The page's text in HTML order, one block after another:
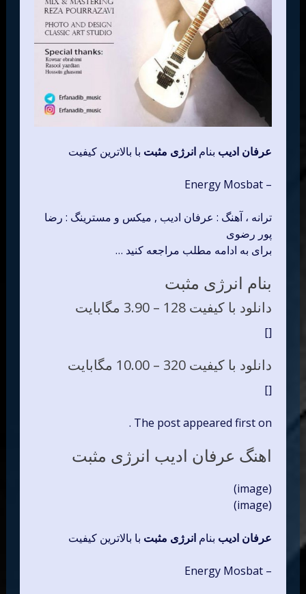
عرفان ادیب بنام انرژی مثبت با بالاترین کیفیت
– Energy Mosbat
ترانه ، آهنگ : عرفان ادیب , میکس و مسترینگ : رضا
پور رضوی
برای به ادامه مطلب مراجعه کنید …
بنام انرژی مثبت
دانلود با کیفیت 128 – 3.90 مگابایت
[]
دانلود با کیفیت 320 – 10.00 مگابایت
[]
The post appeared first on .
اهنگ عرفان ادیب انرژی مثبت
(image)
(image)
عرفان ادیب بنام انرژی مثبت با بالاترین کیفیت
– Energy Mosbat